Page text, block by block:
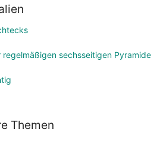
regelmäßigen sechsseitigen Pyramide
Themen